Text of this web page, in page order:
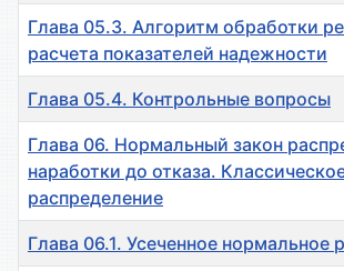
Глава 05.3. Алгоритм обработки
расчета показателей надежности
Глава 05.4. Контрольные вопросы
Глава 06. Нормальный закон
наработки до отказа.
распределение
Глава 06.1. Усеченное нормальное